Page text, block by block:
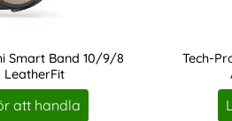
Smart Band 10/9/8
att handla
Tech-
Art. nr